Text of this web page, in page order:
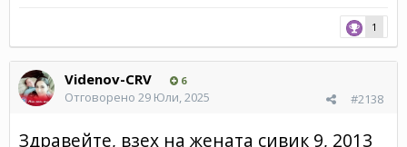
1
Videnov-CRV 6
#2138
Отговорено 29 Юли, 2025
Здравейте, взех на жената сивик 9, 2013